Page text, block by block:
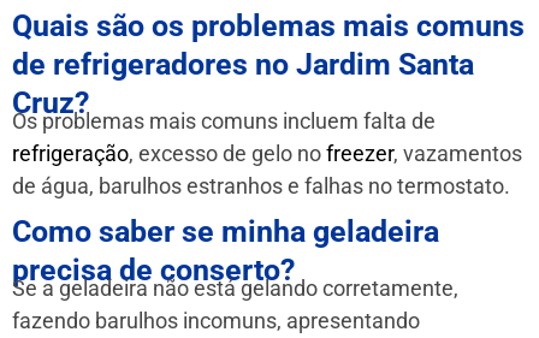
Quais são os problemas mais comuns
de refrigeradores no Jardim Santa
Cruz?
Os problemas mais comuns incluem falta de
refrigeração, excesso de gelo nofreezer, vazamentos
de água, barulhos estranhos e falhas no termostato.
Como saber se minha geladeira
precisa de conserto?
Se a geladeira não está gelando corretamente,
fazendo barulhos incomuns, apresentando